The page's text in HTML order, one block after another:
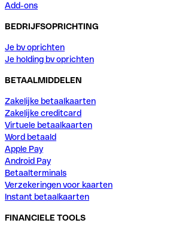
Add-ons
BEDRIJFSOPRICHTING
Je bv oprichten
Je holding bv oprichten
BETAALMIDDELEN
Zakelijke betaalkaarten
Zakelijke creditcard
Virtuele betaalkaarten
Word betaald
Apple Pay
Android Pay
Betaalterminals
Verzekeringen voor kaarten
Instant betaalkaarten
FINANCIELE TOOLS